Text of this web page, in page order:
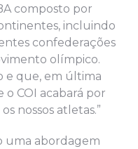
composto por
incluindo
confederações
olímpico.
e que, em última
o COI acabará por
nossos atletas.”
uma abordagem